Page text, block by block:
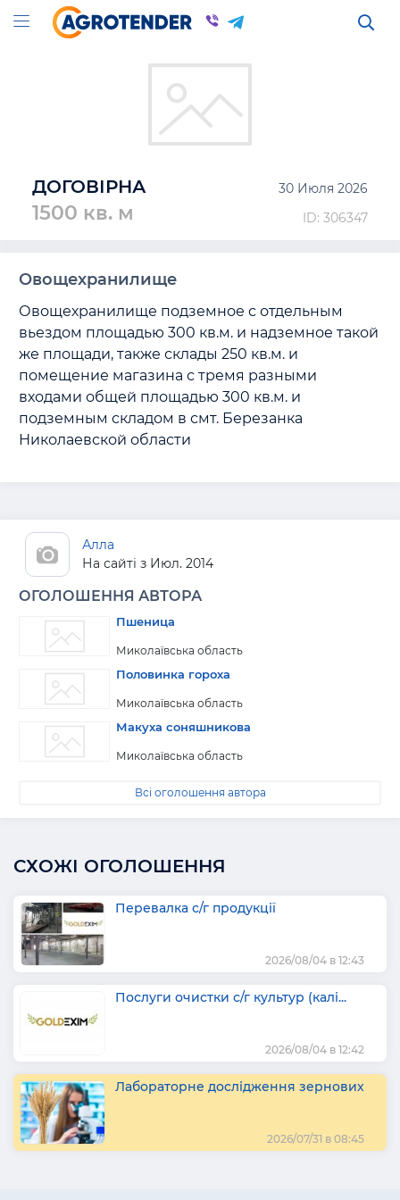
ДОГОВІРНА 30 Июля 2026
1500 кв. м ID: 306347
Овощехранилище
Овощехранилище подземное с отдельным
вьездом площадью 300 кв.м. и надземное такой
же площади, также склады 250 кв.м. и
помещение магазина с тремя разными
входами общей площадью 300 кв.м. и
подземным складом в смт. Березанка
Николаевской области
Алла
На сайті з Июл. 2014
ОГОЛОШЕННЯ АВТОРА
Пшеница
Миколаївська область
Половинка гороха
Миколаївська область
Макуха соняшникова
Миколаївська область
Всі оголошення автора
СХОЖІ ОГОЛОШЕННЯ
Перевалка с/г продукції
2026/08/04 в 12:43
Послуги очистки с/г культур (калі...
2026/08/04 в 12:42
Лабораторне дослідження зернових
2026/07/31 в 08:45